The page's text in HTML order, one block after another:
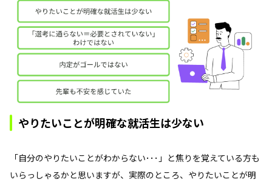
やりたいことが明確な就活生は少ない
「自分のやりたいことがわからない･･･」と焦りを覚えている方も
いらっしゃるかと思いますが、実際のところ、やりたいことが明